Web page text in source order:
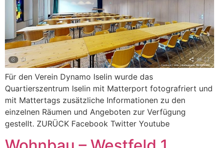
Für den Verein Dynamo Iselin wurde das
Quartierszentrum Iselin mit Matterport fotografriert und
mit Mattertags zusätzliche Informationen zu den
einzelnen Räumen und Angeboten zur Verfügung
gestellt. ZURÜCK Facebook Twitter Youtube